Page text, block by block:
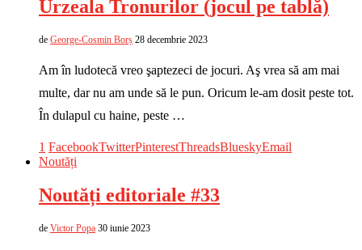
Urzeala Tronurilor (jocul pe tablă)
de George-Cosmin Borș 28 decembrie 2023
Am în ludotecă vreo şaptezeci de jocuri. Aş vrea să am mai
multe, dar nu am unde să le pun. Oricum le-am dosit peste tot.
În dulapul cu haine, peste …
1 FacebookTwitterPinterestThreadsBlueskyEmail
Noutăți
Noutăți editoriale #33
de Victor Popa 30 iunie 2023